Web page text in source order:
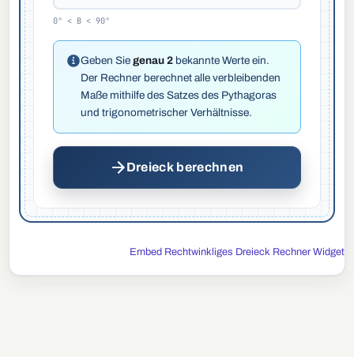
0° < B < 90°
Geben Siegenau 2 bekannte Werte ein.
Der Rechner berechnet alle verbleibenden
Maße mithilfe des Satzes des Pythagoras
und trigonometrischer Verhältnisse.
Dreieck berechnen
Embed Rechtwinkliges Dreieck Rechner Widget